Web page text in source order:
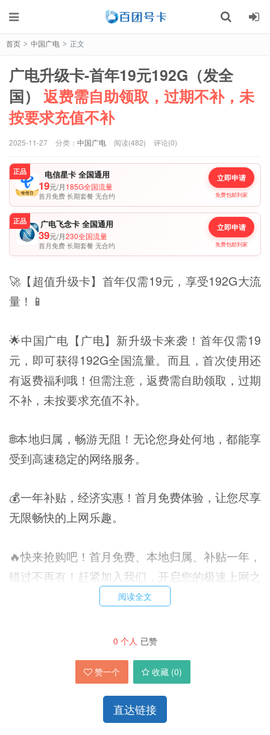
首页 > 中国广电 > 正文
广电升级卡-首年19元192G（发全
国） 返费需自助领取，过期不补，未
按要求充值不补
2025-11-27 分类： 中国广电 阅读(482) 评论(0)
正品 电信星卡 全国通用
19元/月185G全国流量
首月免费 长期套餐 无合约
立即申请
免费包邮到家
正品 广电飞念卡 全国通用
39元/月230全国流量
首月免费 长期套餐 无合约
立即申请
免费包邮到家
🚀【超值升级卡】首年仅需19元，享受192G大流
量！📱
🌟中国广电【广电】新升级卡来袭！首年仅需19
元，即可获得192G全国流量。而且，首次使用还
有返费福利哦！但需注意，返费需自助领取，过期
不补，未按要求充值不补。
🌐本地归属，畅游无阻！无论您身处何地，都能享
受到高速稳定的网络服务。
💰一年补贴，经济实惠！首月免费体验，让您尽享
无限畅快的上网乐趣。
🔥快来抢购吧！首月免费、本地归属、补贴一年，
错过不再有！赶紧加入我们，开启您的极速上网之
阅读全文
0 个人 已赞
赞一个 收藏 (0)
直达链接